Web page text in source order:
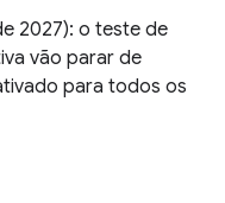
2027): o teste de
vão parar de
para todos os